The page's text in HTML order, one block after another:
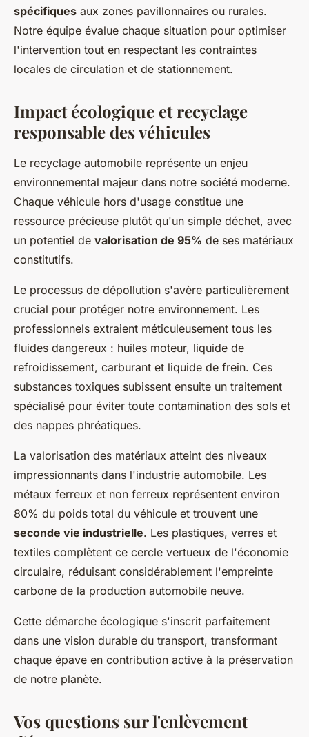
spécifiques aux zones pavillonnaires ou rurales.
Notre équipe évalue chaque situation pour optimiser
l'intervention tout en respectant les contraintes
locales de circulation et de stationnement.
Impact écologique et recyclage
responsable des véhicules
Le recyclage automobile représente un enjeu
environnemental majeur dans notre société moderne.
Chaque véhicule hors d'usage constitue une
ressource précieuse plutôt qu'un simple déchet, avec
un potentiel de valorisation de 95% de ses matériaux
constitutifs.
Le processus de dépollution s'avère particulièrement
crucial pour protéger notre environnement. Les
professionnels extraient méticuleusement tous les
fluides dangereux : huiles moteur, liquide de
refroidissement, carburant et liquide de frein. Ces
substances toxiques subissent ensuite un traitement
spécialisé pour éviter toute contamination des sols et
des nappes phréatiques.
La valorisation des matériaux atteint des niveaux
impressionnants dans l'industrie automobile. Les
métaux ferreux et non ferreux représentent environ
80% du poids total du véhicule et trouvent une
seconde vie industrielle. Les plastiques, verres et
textiles complètent ce cercle vertueux de l'économie
circulaire, réduisant considérablement l'empreinte
carbone de la production automobile neuve.
Cette démarche écologique s'inscrit parfaitement
dans une vision durable du transport, transformant
chaque épave en contribution active à la préservation
de notre planète.
Vos questions sur l'enlèvement